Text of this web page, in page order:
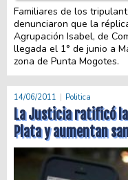
Familiares de los
denunciaron que la
Agrupación Isabel, de
llegada el 1° de junio a
zona de Punta Mogotes.
14/06/2011 Politica
La Justicia ratificó
Plata y aumentan